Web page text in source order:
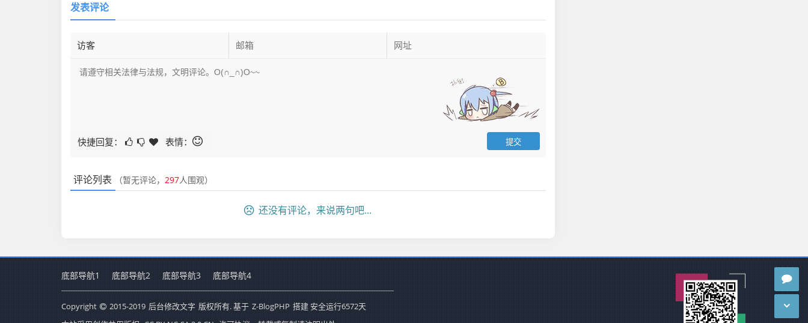
发表评论
快捷回复： 表情：
评论列表 （暂无评论， 297人围观）
还没有评论，来说两句吧...
底部导航1 底部导航2 底部导航3 底部导航4
Copyright 2015-2019 后台修改文字 版权所有. 基于 Z-BlogPHP 搭建 安全运行6572天